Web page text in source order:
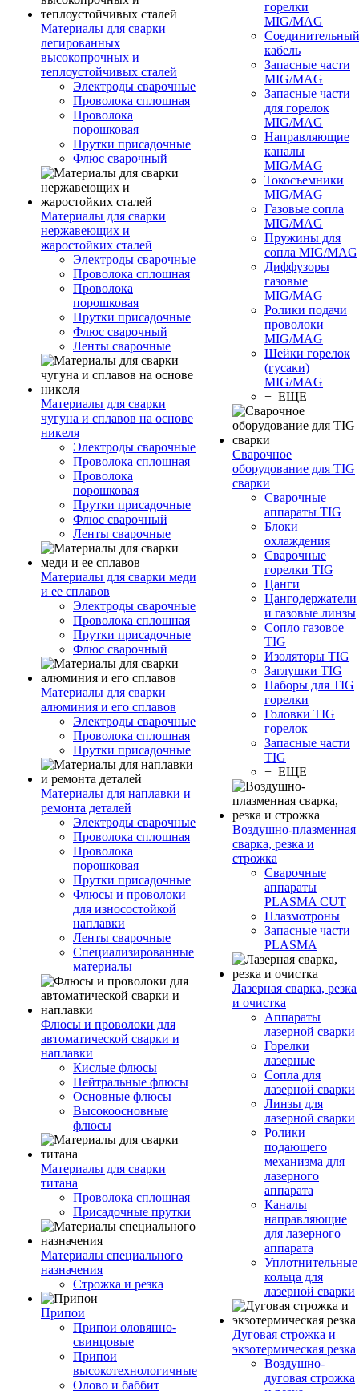
Материалы для сварки
легированных
высокопрочных и
теплоустойчивых сталей
Электроды сварочные
Проволока сплошная
Проволока
порошковая
Прутки присадочные
Флюс сварочный
Материалы для сварки
нержавеющих и
жаростойких сталей
Электроды сварочные
Проволока сплошная
Проволока
порошковая
Прутки присадочные
Флюс сварочный
Ленты сварочные
Материалы для сварки
чугуна и сплавов на основе
никеля
Электроды сварочные
Проволока сплошная
Проволока
порошковая
Прутки присадочные
Флюс сварочный
Ленты сварочные
Материалы для сварки меди
и ее сплавов
Электроды сварочные
Проволока сплошная
Прутки присадочные
Флюс сварочный
Материалы для сварки
алюминия и его сплавов
Электроды сварочные
Проволока сплошная
Прутки присадочные
Материалы для наплавки и
ремонта деталей
Электроды сварочные
Проволока сплошная
Проволока
порошковая
Прутки присадочные
Флюсы и проволоки
для износостойкой
наплавки
Ленты сварочные
Специализированные
материалы
Флюсы и проволоки для
автоматической сварки и
наплавки
Кислые флюсы
Нейтральные флюсы
Основные флюсы
Высокоосновные
флюсы
Материалы для сварки
титана
Проволока сплошная
Присадочные прутки
Материалы специального
назначения
Строжка и резка
Припои
Припои оловянно-
свинцовые
Припои
высокотехнологичные
Олово и баббит
горелки
MIG/MAG
Соединительный
кабель
Запасные части
MIG/MAG
Запасные части
для горелок
MIG/MAG
Направляющие
каналы
MIG/MAG
Токосъемники
MIG/MAG
Газовые сопла
MIG/MAG
Пружины для
сопла MIG/MAG
Диффузоры
газовые
MIG/MAG
Ролики подачи
проволоки
MIG/MAG
Шейки горелок
(гусаки)
MIG/MAG
+ ЕЩЕ
Сварочное
оборудование для TIG
сварки
Сварочные
аппараты TIG
Блоки
охлаждения
Сварочные
горелки TIG
Цанги
Цангодержатели
и газовые линзы
Сопло газовое
TIG
Изоляторы TIG
Заглушки TIG
Наборы для TIG
горелки
Головки TIG
горелок
Запасные части
TIG
+ ЕЩЕ
Воздушно-плазменная
сварка, резка и
строжка
Сварочные
аппараты
PLASMA CUT
Плазмотроны
Запасные части
PLASMA
Лазерная сварка, резка
и очистка
Аппараты
лазерной сварки
Горелки
лазерные
Сопла для
лазерной сварки
Линзы для
лазерной сварки
Ролики
подающего
механизма для
лазерного
аппарата
Каналы
направляющие
для лазерного
аппарата
Уплотнительные
кольца для
лазерной сварки
Дуговая строжка и
экзотермическая резка
Воздушно-
дуговая строжка